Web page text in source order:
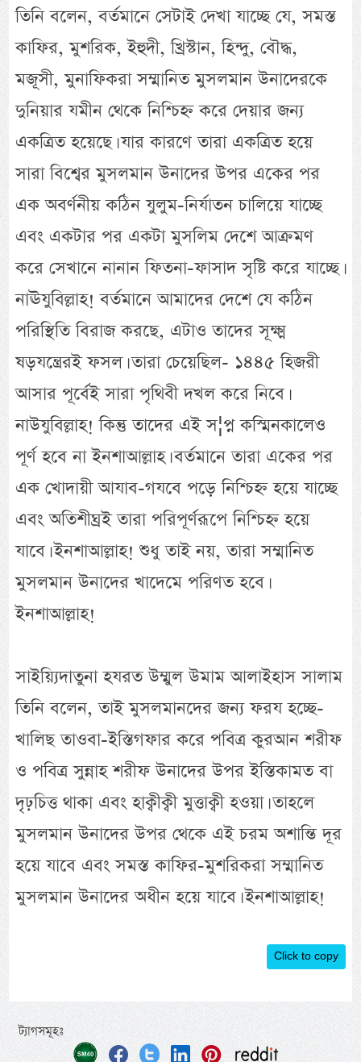
তিনি বলেন, বর্তমানে সেটাই দেখা যাচ্ছে যে, সমস্ত
কাফির, মুশরিক, ইহুদী, খ্রিস্টান, হিন্দু, বৌদ্ধ,
মজূসী, মুনাফিকরা সম্মানিত মুসলমান উনাদেরকে
দুনিয়ার যমীন থেকে নিশ্চিহ্ন করে দেয়ার জন্য
একত্রিত হয়েছে। যার কারণে তারা একত্রিত হয়ে
সারা বিশ্বের মুসলমান উনাদের উপর একের পর
এক অবর্ণনীয় কঠিন যুলুম-নির্যাতন চালিয়ে যাচ্ছে
এবং একটার পর একটা মুসলিম দেশে আক্রমণ
করে সেখানে নানান ফিতনা-ফাসাদ সৃষ্টি করে যাচ্ছে।
নাঊযুবিল্লাহ! বর্তমানে আমাদের দেশে যে কঠিন
পরিস্থিতি বিরাজ করছে, এটাও তাদের সূক্ষ্ম
ষড়যন্ত্রেরই ফসল। তারা চেয়েছিল- ১৪৪৫ হিজরী
আসার পূর্বেই সারা পৃথিবী দখল করে নিবে।
নাউযুবিল্লাহ! কিন্তু তাদের এই স¦প্ন কস্মিনকালেও
পূর্ণ হবে না ইনশাআল্লাহ। বর্তমানে তারা একের পর
এক খোদায়ী আযাব-গযবে পড়ে নিশ্চিহ্ন হয়ে যাচ্ছে
এবং অতিশীঘ্রই তারা পরিপূর্ণরূপে নিশ্চিহ্ন হয়ে
যাবে। ইনশাআল্লাহ! শুধু তাই নয়, তারা সম্মানিত
মুসলমান উনাদের খাদেমে পরিণত হবে।
ইনশাআল্লাহ!
সাইয়্যিদাতুনা হযরত উম্মুল উমাম আলাইহাস সালাম
তিনি বলেন, তাই মুসলমানদের জন্য ফরয হচ্ছে-
খালিছ তাওবা-ইস্তিগফার করে পবিত্র কুরআন শরীফ
ও পবিত্র সুন্নাহ শরীফ উনাদের উপর ইস্তিকামত বা
দৃঢ়চিত্ত থাকা এবং হাক্বীক্বী মুত্তাক্বী হওয়া। তাহলে
মুসলমান উনাদের উপর থেকে এই চরম অশান্তি দূর
হয়ে যাবে এবং সমস্ত কাফির-মুশরিকরা সম্মানিত
মুসলমান উনাদের অধীন হয়ে যাবে। ইনশাআল্লাহ!
Click to copy
ট্যাগসমূহঃ